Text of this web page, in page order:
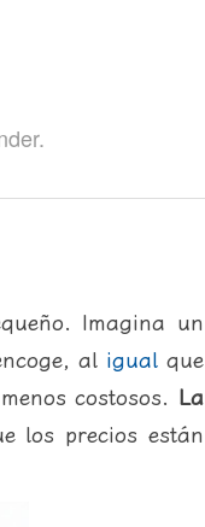
Imagina un
al igualque
costosos. La
los precios están